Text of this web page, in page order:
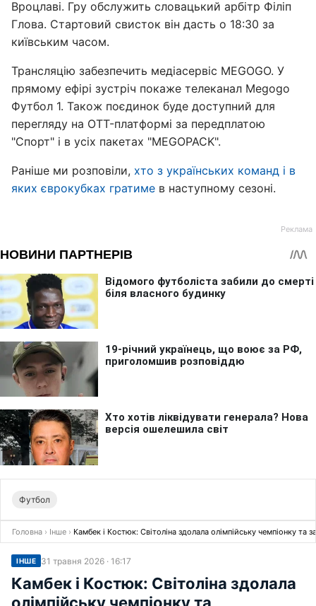
Вроцлаві. Гру обслужить словацький арбітр Філіп
Глова. Стартовий свисток він дасть о 18:30 за
київським часом.
Трансляцію забезпечить медіасервіс MEGOGO. У
прямому ефірі зустріч покаже телеканал Megogo
Футбол 1. Також поєдинок буде доступний для
перегляду на OTT-платформі за передплатою
"Спорт" і в усіх пакетах "MEGOPACK".
Раніше ми розповіли, хто з українських команд і в
яких єврокубках гратиме в наступному сезоні.
Футбол
Головна › Інше › Камбек і Костюк: Світоліна здолала олімпійську чемпіонку та
ІНШЕ 31 травня 2026 · 16:17
Камбек і Костюк: Світоліна здолала